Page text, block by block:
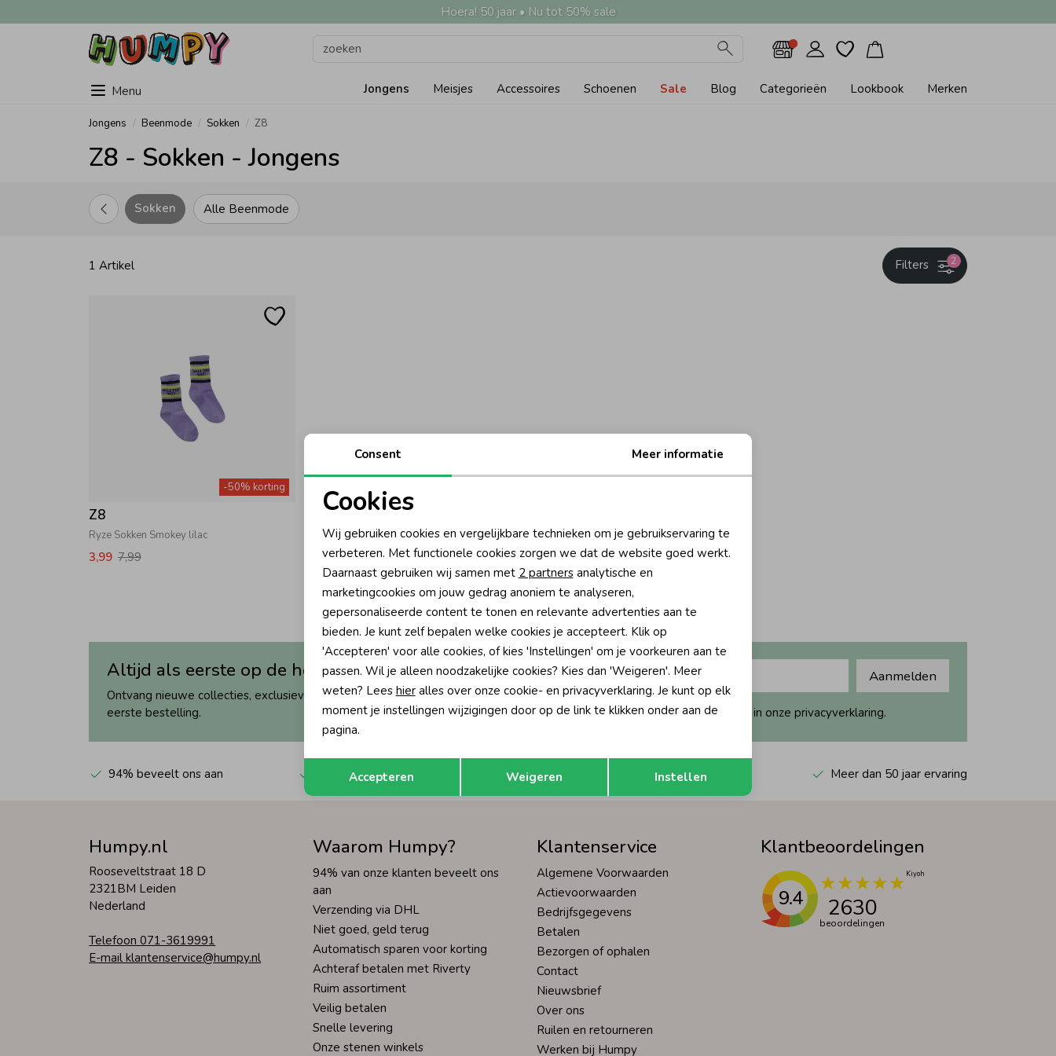
Hoera! 50 jaar • Nu tot 50% sale
Menu Jongens Meisjes Accessoires Schoenen Sale Blog Categorieën Lookbook Merken
Jongens Beenmode Sokken Z8
Z8 - Sokken - Jongens
Alle Beenmode
Sokken
1 Artikel 2
Filters
-50% korting
Z8
Ryze Sokken Smokey lilac
3,99 7,99
Altijd als eerste op de hoogte?
Ontvang nieuwe collecties, exclusieve acties én direct 10% korting* op je
eerste bestelling.
Aanmelden
Hoe we met je data omgaan? Bekijk dit in onze privacyverklaring.
94% beveelt ons aan Automatisch sparen voor korting Wij scoren een 9,4 op Kiyoh Meer dan 50 jaar ervaring
Humpy.nl
Rooseveltstraat 18 D
2321BM Leiden
Nederland
Telefoon 071-3619991
E-mail klantenservice@humpy.nl
Waarom Humpy?
94% van onze klanten beveelt ons
aan
Verzending via DHL
Niet goed, geld terug
Automatisch sparen voor korting
Achteraf betalen met Riverty
Ruim assortiment
Veilig betalen
Snelle levering
Onze stenen winkels
Klantenservice
Algemene Voorwaarden
Actievoorwaarden
Bedrijfsgegevens
Betalen
Bezorgen of ophalen
Contact
Nieuwsbrief
Over ons
Ruilen en retourneren
Werken bij Humpy
Klantbeoordelingen
9.4 2630
beoordelingen
Noodzakelijke cookies
Analytische cookies Marketing cookies
Terug Opslaan
Consent Meer informatie
Cookies
Wij gebruiken cookies en vergelijkbare technieken om je gebruikservaring te
verbeteren. Met functionele cookies zorgen we dat de website goed werkt.
Daarnaast gebruiken wij samen met 2 partnersanalytische en
marketingcookies om jouw gedrag anoniem te analyseren,
gepersonaliseerde content te tonen en relevante advertenties aan te
bieden. Je kunt zelf bepalen welke cookies je accepteert. Klik op
'Accepteren' voor alle cookies, of kies 'Instellingen' om je voorkeuren aan te
passen. Wil je alleen noodzakelijke cookies? Kies dan 'Weigeren'. Meer
weten? Lees hieralles over onze cookie- en privacyverklaring. Je kunt op elk
moment je instellingen wijzigingen door op de link te klikken onder aan de
pagina.
Accepteren Weigeren Instellen